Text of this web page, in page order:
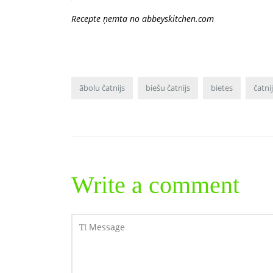
Recepte ņemta no abbeyskitchen.com
ābolu čatnijs biešu čatnijs bietes
Write a comment